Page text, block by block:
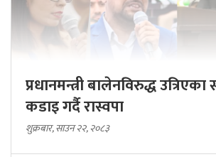
प्रधानमन्त्री बालेनविरुद्ध
कडाइ गर्दै रास्वपा
शुक्रबार, साउन २२, २०८३